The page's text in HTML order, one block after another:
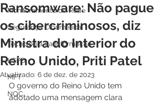
Monitoramento de Rede
Segurança Cibernética
Tecnologia da Informação
LGPD
MFT
NOC
Ransomware: Não pague
os cibercriminosos, diz
Ministra do Interior do
Reino Unido, Priti Patel
Atualizado: 6 de dez. de 2023
O governo do Reino Unido tem
adotado uma mensagem clara